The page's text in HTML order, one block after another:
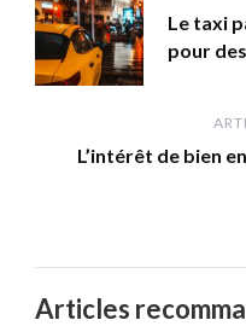
Le taxi
pour
L’intérêt de bien
Articles